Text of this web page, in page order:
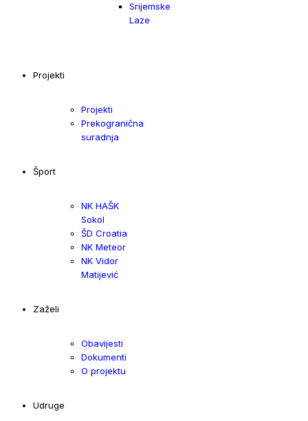
Srijemske
Laze
Projekti
Projekti
Prekogranična
suradnja
Šport
NK HAŠK
Sokol
ŠD Croatia
NK Meteor
NK Vidor
Matijević
Zaželi
Obavijesti
Dokumenti
O projektu
Udruge